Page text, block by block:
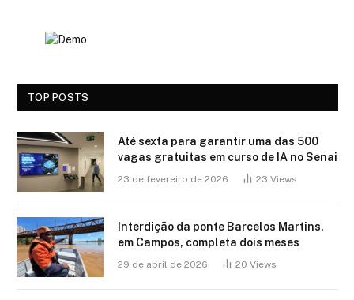
TOP POSTS
Até sexta para garantir uma das 500
vagas gratuitas em curso de IA no Senai
23 de fevereiro de 2026 23 Views
Interdição da ponte Barcelos Martins,
em Campos, completa dois meses
29 de abril de 2026 20 Views